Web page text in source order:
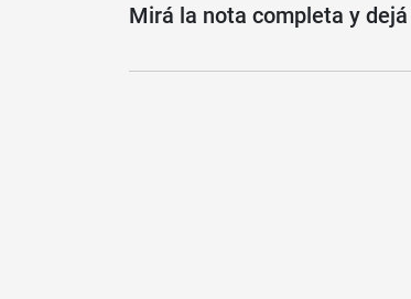
Mirá la nota completa y